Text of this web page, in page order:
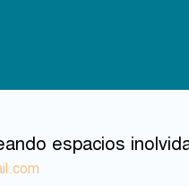
espacios